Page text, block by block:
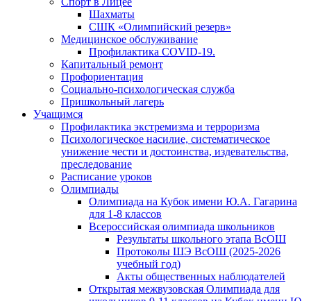
Шахматы
СШК «Олимпийский резерв»
Медицинское обслуживание
Профилактика COVID-19.
Капитальный ремонт
Профориентация
Социально-психологическая служба
Пришкольный лагерь
Учащимся
Профилактика экстремизма и терроризма
Психологическое насилие, систематическое
унижение чести и достоинства, издевательства,
преследование
Расписание уроков
Олимпиады
Олимпиада на Кубок имени Ю.А. Гагарина
для 1-8 классов
Всероссийская олимпиада школьников
Результаты школьного этапа ВсОШ
Протоколы ШЭ ВсОШ (2025-2026
учебный год)
Акты общественных наблюдателей
Открытая межвузовская Олимпиада для